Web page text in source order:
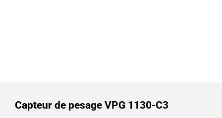
Capteur de pesage VPG 1130-C3